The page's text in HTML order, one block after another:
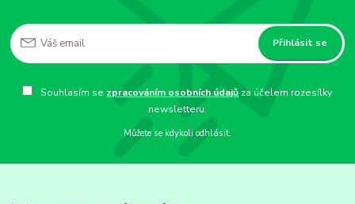
Přihlásit se
Souhlasím se zpracováním osobních údajů za účelem rozesílky
newsletteru.
Můžete se kdykoli odhlásit.